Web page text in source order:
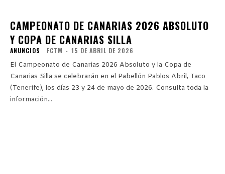
CAMPEONATO DE CANARIAS 2026 ABSOLUTO
Y COPA DE CANARIAS SILLA
ANUNCIOS FCTM - 15 DE ABRIL DE 2026
El Campeonato de Canarias 2026 Absoluto y la Copa de
Canarias Silla se celebrarán en el Pabellón Pablos Abril, Taco
(Tenerife), los días 23 y 24 de mayo de 2026. Consulta toda la
información...